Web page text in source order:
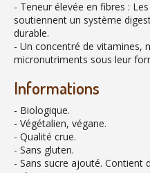
- Teneur élevée en fibres :
soutiennent un système
durable.
- Un concentré de vitamines,
micronutriments sous leur
Informations
- Biologique.
- Végétalien, végane.
- Qualité crue.
- Sans gluten.
- Sans sucre ajouté. Contient